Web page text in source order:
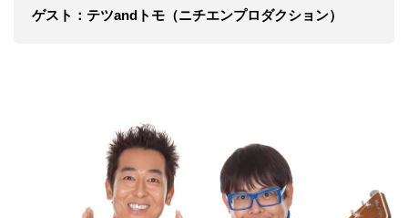
ゲスト：テツandトモ（ニチエンプロダクション）